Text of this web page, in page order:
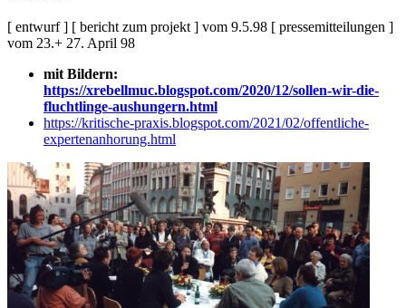
[ entwurf ] [ bericht zum projekt ] vom 9.5.98 [ pressemitteilungen ]
vom 23.+ 27. April 98
mit Bildern:
https://xrebellmuc.blogspot.com/2020/12/sollen-wir-die-
fluchtlinge-aushungern.html
https://kritische-praxis.blogspot.com/2021/02/offentliche-
expertenanhorung.html